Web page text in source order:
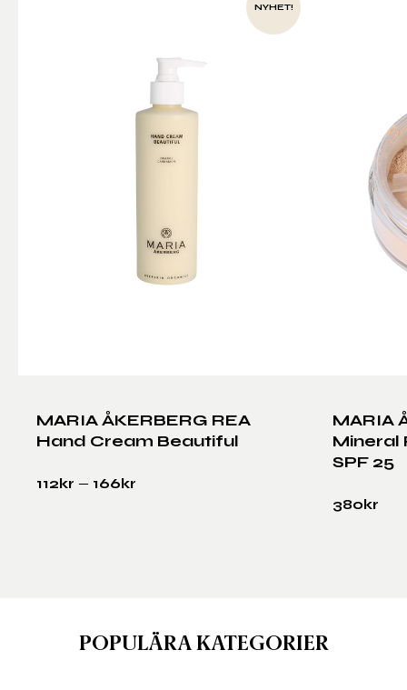
NYHET!
MARIA ÅKERBERG REA
Hand Cream Beautiful
112kr – 166kr
MARIA
Mineral
SPF 25
380kr
POPULÄRA KATEGORIER